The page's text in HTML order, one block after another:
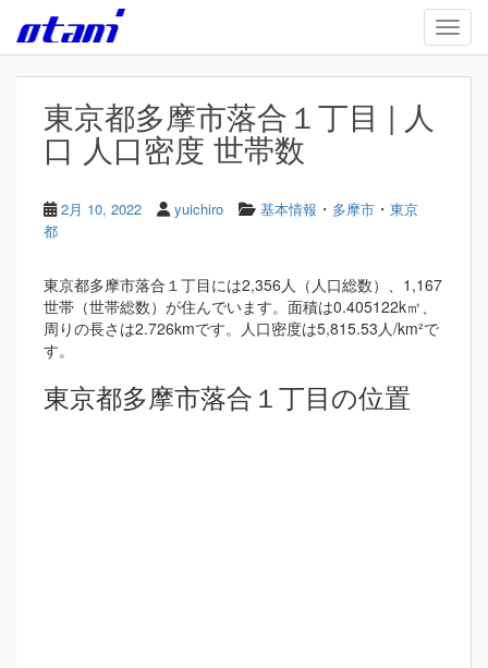
Skip to main content
東京都多摩市落合１丁目 | 人
口 人口密度 世帯数
2月 10, 2022 yuichiro 基本情報 ・ 多摩市 ・ 東京
都
東京都多摩市落合１丁目には2,356人（人口総数）、1,167
世帯（世帯総数）が住んでいます。面積は0.405122k㎡、
周りの長さは2.726kmです。人口密度は5,815.53人/km²で
す。
東京都多摩市落合１丁目の位置